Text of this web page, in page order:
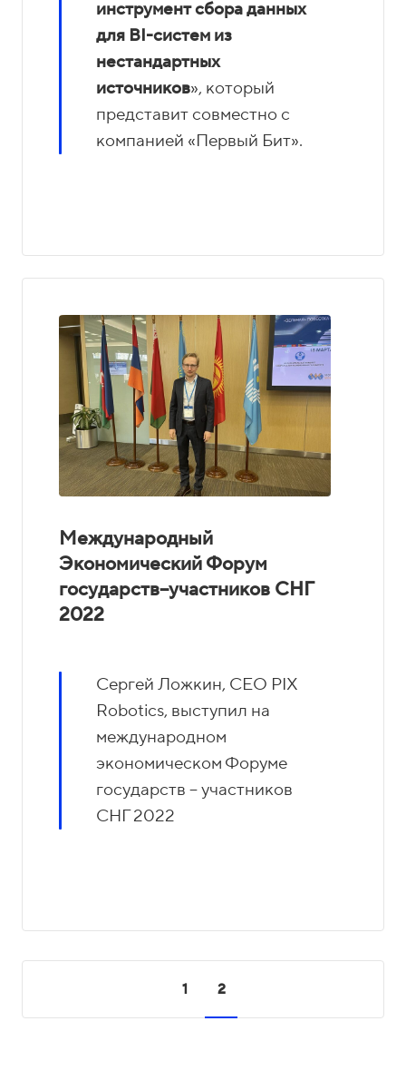
инструмент сбора данных
для BI-систем из
нестандартных
источников», который
представит совместно с
компанией «Первый Бит».
Международный
Экономический Форум
государств–участников СНГ
2022
Сергей Ложкин, CEO PIX
Robotics, выступил на
международном
экономическом Форуме
государств – участников
СНГ 2022
1 2